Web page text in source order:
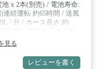
x 2本(別売) / 電池寿命:
続運転 約65時間 / 送風
/ 分 / ホース長さ:約
/ 本体質量:約300g(電池
見る
レビューを書く